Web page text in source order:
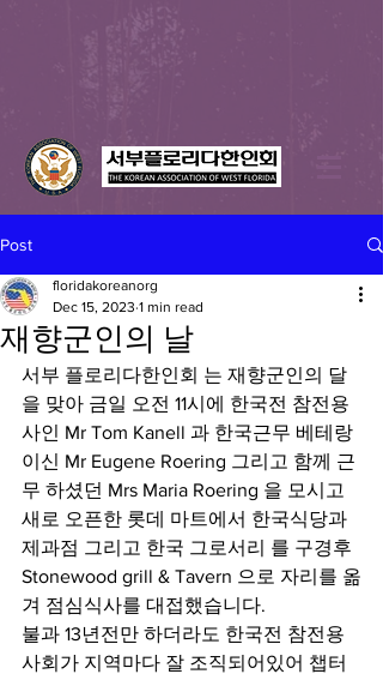
Post
재향군인의 날
floridakoreanorg
Dec 15, 2023 1 min read
서부 플로리다한인회 는 재향군인의 달
을 맞아 금일 오전 11시에 한국전 참전용
사인 Mr Tom Kanell 과 한국근무 베테랑
이신 Mr Eugene Roering 그리고 함께 근
무 하셨던 Mrs Maria Roering 을 모시고
새로 오픈한 롯데 마트에서 한국식당과
제과점 그리고 한국 그로서리 를 구경후
Stonewood grill & Tavern 으로 자리를 옮
겨 점심식사를 대접했습니다.
불과 13년전만 하더라도 한국전 참전용
사회가 지역마다 잘 조직되어있어 챕터